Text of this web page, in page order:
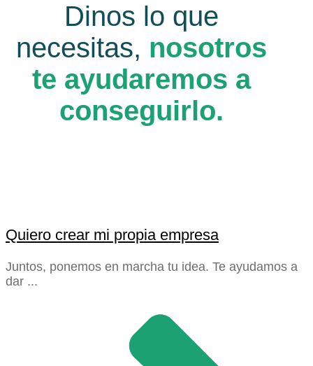
Dinos lo que
necesitas, nosotros
te ayudaremos a
conseguirlo.
Quiero crear mi propia empresa
Juntos, ponemos en marcha tu idea. Te ayudamos a
dar ...